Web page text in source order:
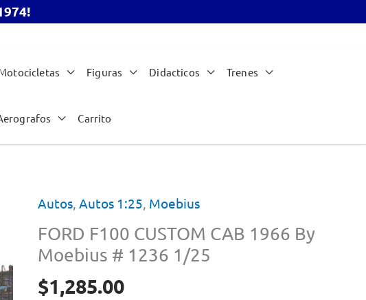
Figuras Didacticos Trenes
Carrito
Autos, Autos 1:25, Moebius
FORD F100 CUSTOM CAB 1966 By
Moebius # 1236 1/25
$1,285.00